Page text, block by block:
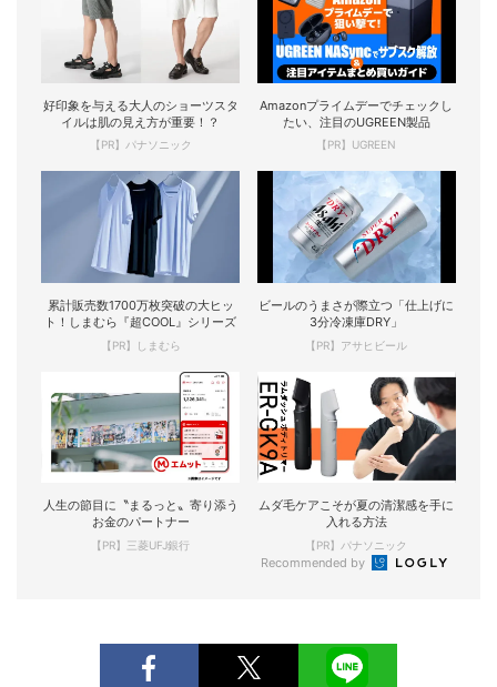
好印象を与える大人のショーツスタ
イルは肌の見え方が重要！？
【PR】パナソニック
Amazonプライムデーでチェックし
たい、注目のUGREEN製品
【PR】UGREEN
累計販売数1700万枚突破の大ヒッ
ト！しまむら『超COOL』シリーズ
【PR】しまむら
ビールのうまさが際立つ「仕上げに
3分冷凍庫DRY」
【PR】アサヒビール
人生の節目に〝まるっと〟寄り添う
お金のパートナー
【PR】三菱UFJ銀行
ムダ毛ケアこそが夏の清潔感を手に
入れる方法
【PR】パナソニック
Recommended by